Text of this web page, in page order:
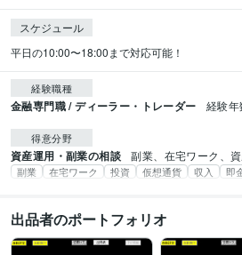
スケジュール
平日の10:00〜18:00まで対応可能！
経験職種
金融専門職 / ディーラー・トレーダー 経験
得意分野
資産運用・副業の相談 副業、在宅ワーク、
副業 在宅ワーク 投資 仮想通貨 収入 即
出品者のポートフォリオ